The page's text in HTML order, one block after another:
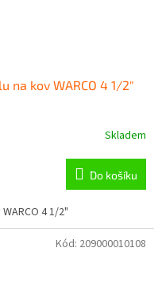
na kov WARCO 4 1/2"
Skladem
Do košíku
4 1/2"
Kód: 209000010108